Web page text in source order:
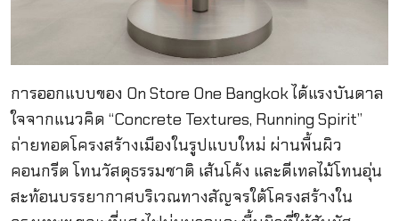
การออกแบบของ On Store One Bangkok ได้แรงบันดาล
ใจจากแนวคิด “Concrete Textures, Running Spirit”
ถ่ายทอดโครงสร้างเมืองในรูปแบบใหม่ ผ่านพื้นผิว
คอนกรีต โทนวัสดุธรรมชาติ เส้นโค้ง และดีเทลไม้โทนอุ่น
สะท้อนบรรยากาศบริเวณทางสัญจรใต้โครงสร้างใน